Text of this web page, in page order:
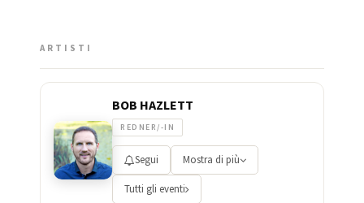
ARTISTI
BOB HAZLETT
REDNER/-IN
Segui Mostra di più
Tutti gli eventi